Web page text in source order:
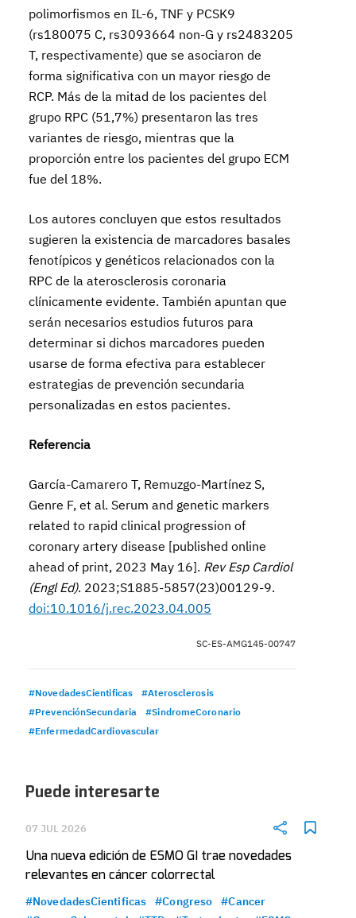
polimorfismos en IL-6, TNF y PCSK9
(rs180075 C, rs3093664 non-G y rs2483205
T, respectivamente) que se asociaron de
forma significativa con un mayor riesgo de
RCP. Más de la mitad de los pacientes del
grupo RPC (51,7%) presentaron las tres
variantes de riesgo, mientras que la
proporción entre los pacientes del grupo ECM
fue del 18%.
Los autores concluyen que estos resultados
sugieren la existencia de marcadores basales
fenotípicos y genéticos relacionados con la
RPC de la aterosclerosis coronaria
clínicamente evidente. También apuntan que
serán necesarios estudios futuros para
determinar si dichos marcadores pueden
usarse de forma efectiva para establecer
estrategias de prevención secundaria
personalizadas en estos pacientes.
Referencia
García-Camarero T, Remuzgo-Martínez S,
Genre F, et al. Serum and genetic markers
related to rapid clinical progression of
coronary artery disease [published online
ahead of print, 2023 May 16]. Rev Esp Cardiol
(Engl Ed). 2023;S1885-5857(23)00129-9.
doi:10.1016/j.rec.2023.04.005
SC-ES-AMG145-00747
#NovedadesCientificas
#Aterosclerosis
#PrevenciónSecundaria
#SindromeCoronario
#EnfermedadCardiovascular
Puede interesarte
07 JUL 2026
Una nueva edición de ESMO GI trae novedades
relevantes en cáncer colorrectal
#NovedadesCientificas #Congreso
#Cancer